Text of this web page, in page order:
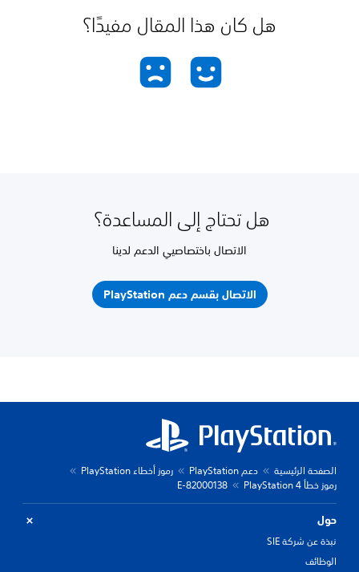
هل كان هذا المقال مفيدًا؟
هل تحتاج إلى المساعدة؟
الاتصال باختصاصيي الدعم لدينا
الاتصال بقسم دعم PlayStation
الصفحة الرئيسية دعم PlayStation
رموز أخطاء PlayStation
رموز خطأ PlayStation 4
E-82000138
حول
نبذة عن شركة SIE
الوظائف